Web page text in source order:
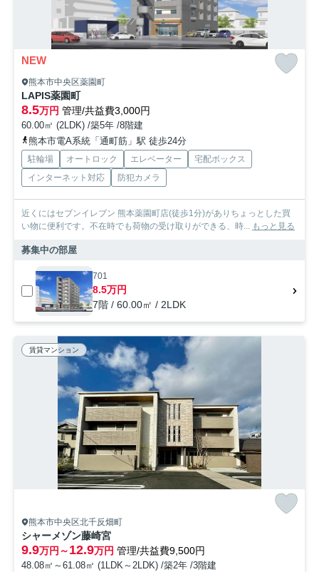
NEW
熊本市中央区薬園町
LAPIS薬園町
8.5万円 管理/共益費3,000円
60.00㎡ (2LDK) /築5年 /8階建
熊本市電A系統「通町筋」駅 徒歩24分
駐輪場 オートロック エレベーター
宅配ボックス
インターネット対応
防犯カメラ
近くにはセブンイレブン 熊本薬園町店(徒歩1分)がありちょっとした買
い物に便利です。不在時でも荷物の受け取りができる、時... もっと見る
募集中の部屋
701
8.5万円
7階 / 60.00㎡ / 2LDK
賃貸マンション
熊本市中央区北千反畑町
シャーメゾン藤崎宮
9.9万円～12.9万円 管理/共益費9,500円
48.08㎡～61.08㎡ (1LDK～2LDK) /築2年 /3階建